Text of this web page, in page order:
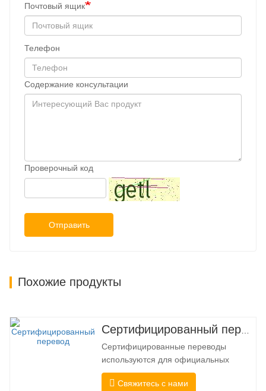
Почтовый ящик
Телефон
Содержание консультации
Проверочный код
Отправить
Похожие продукты
Сертифицированные переводы
используются для официальных
целей, когда получателю требуется
подтверждение точности и полноты
Свяжитесь с нами